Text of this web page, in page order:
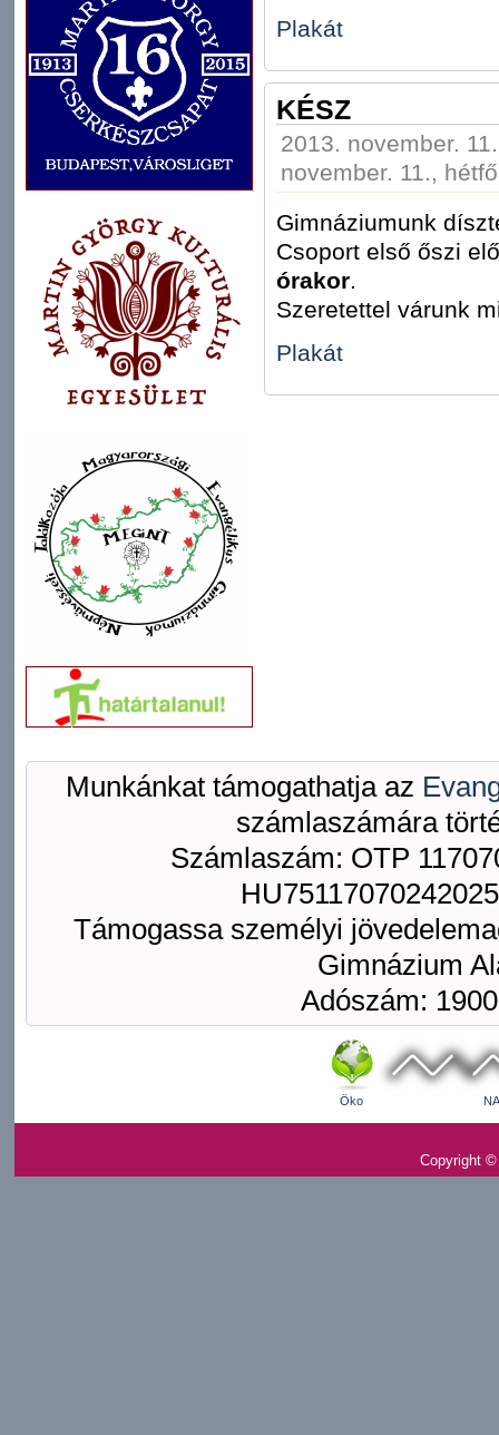
Plakát
KÉSZ
2013. november.
november. 11.,
Gimnáziumunk
Csoport első őszi
órakor.
Szeretettel várunk
Plakát
Munkánkat támogathatja az
számlaszámára
Számlaszám: OTP
Támogassa személyi
Gimnázium
Adószám:
Öko
Copyright